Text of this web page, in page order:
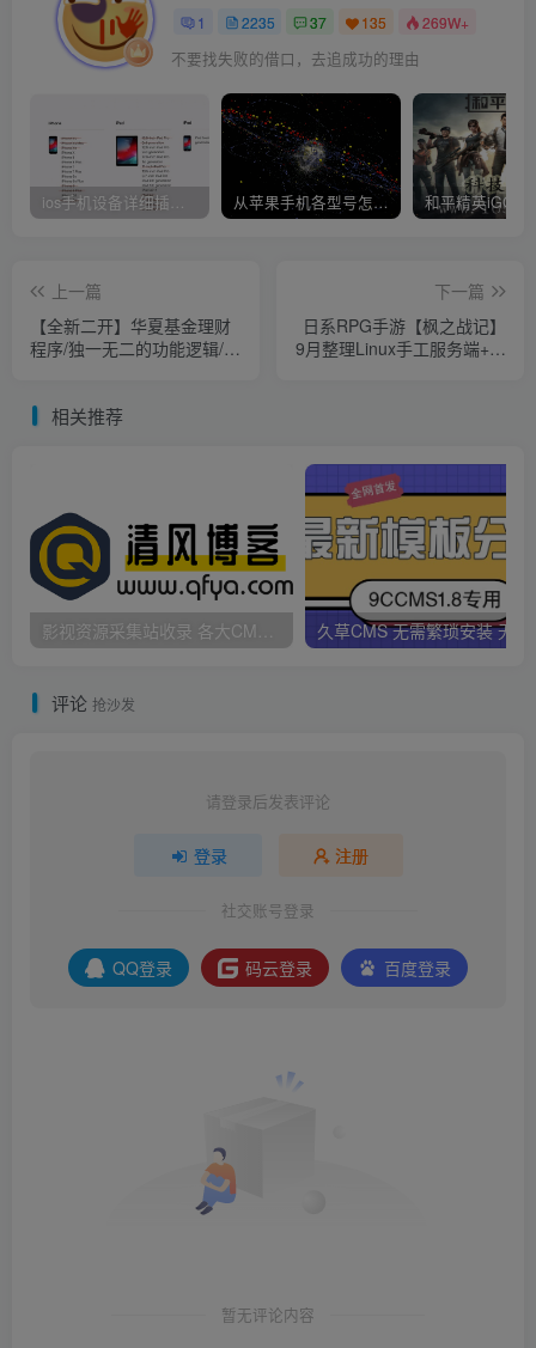
1 2235 37 135 269W+
不要找失败的借口，去追成功的理由
ios手机设备详细插件平刷教程 从苹果手机各型号怎么越狱到怎么开科技完整教程
上一篇
【全新二开】华夏基金理财
程序/独一无二的功能逻辑/在
下一篇
日系RPG手游【枫之战记】
9月整理Linux手工服务端+无
相关推荐
影视资源采集站收录 各大CMS采集资源站网址合集
评论 抢沙发
请登录后发表评论
登录 注册
社交账号登录
QQ登录 码云登录 百度登录
暂无评论内容